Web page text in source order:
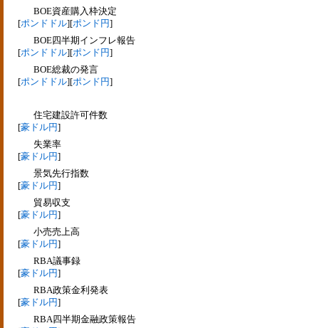
BOE資産購入枠決定
[ポンドドル][ポンド円]
BOE四半期インフレ報告
[ポンドドル][ポンド円]
BOE総裁の発言
[ポンドドル][ポンド円]
住宅建設許可件数
[豪ドル円]
失業率
[豪ドル円]
景気先行指数
[豪ドル円]
貿易収支
[豪ドル円]
小売売上高
[豪ドル円]
RBA議事録
[豪ドル円]
RBA政策金利発表
[豪ドル円]
RBA四半期金融政策報告